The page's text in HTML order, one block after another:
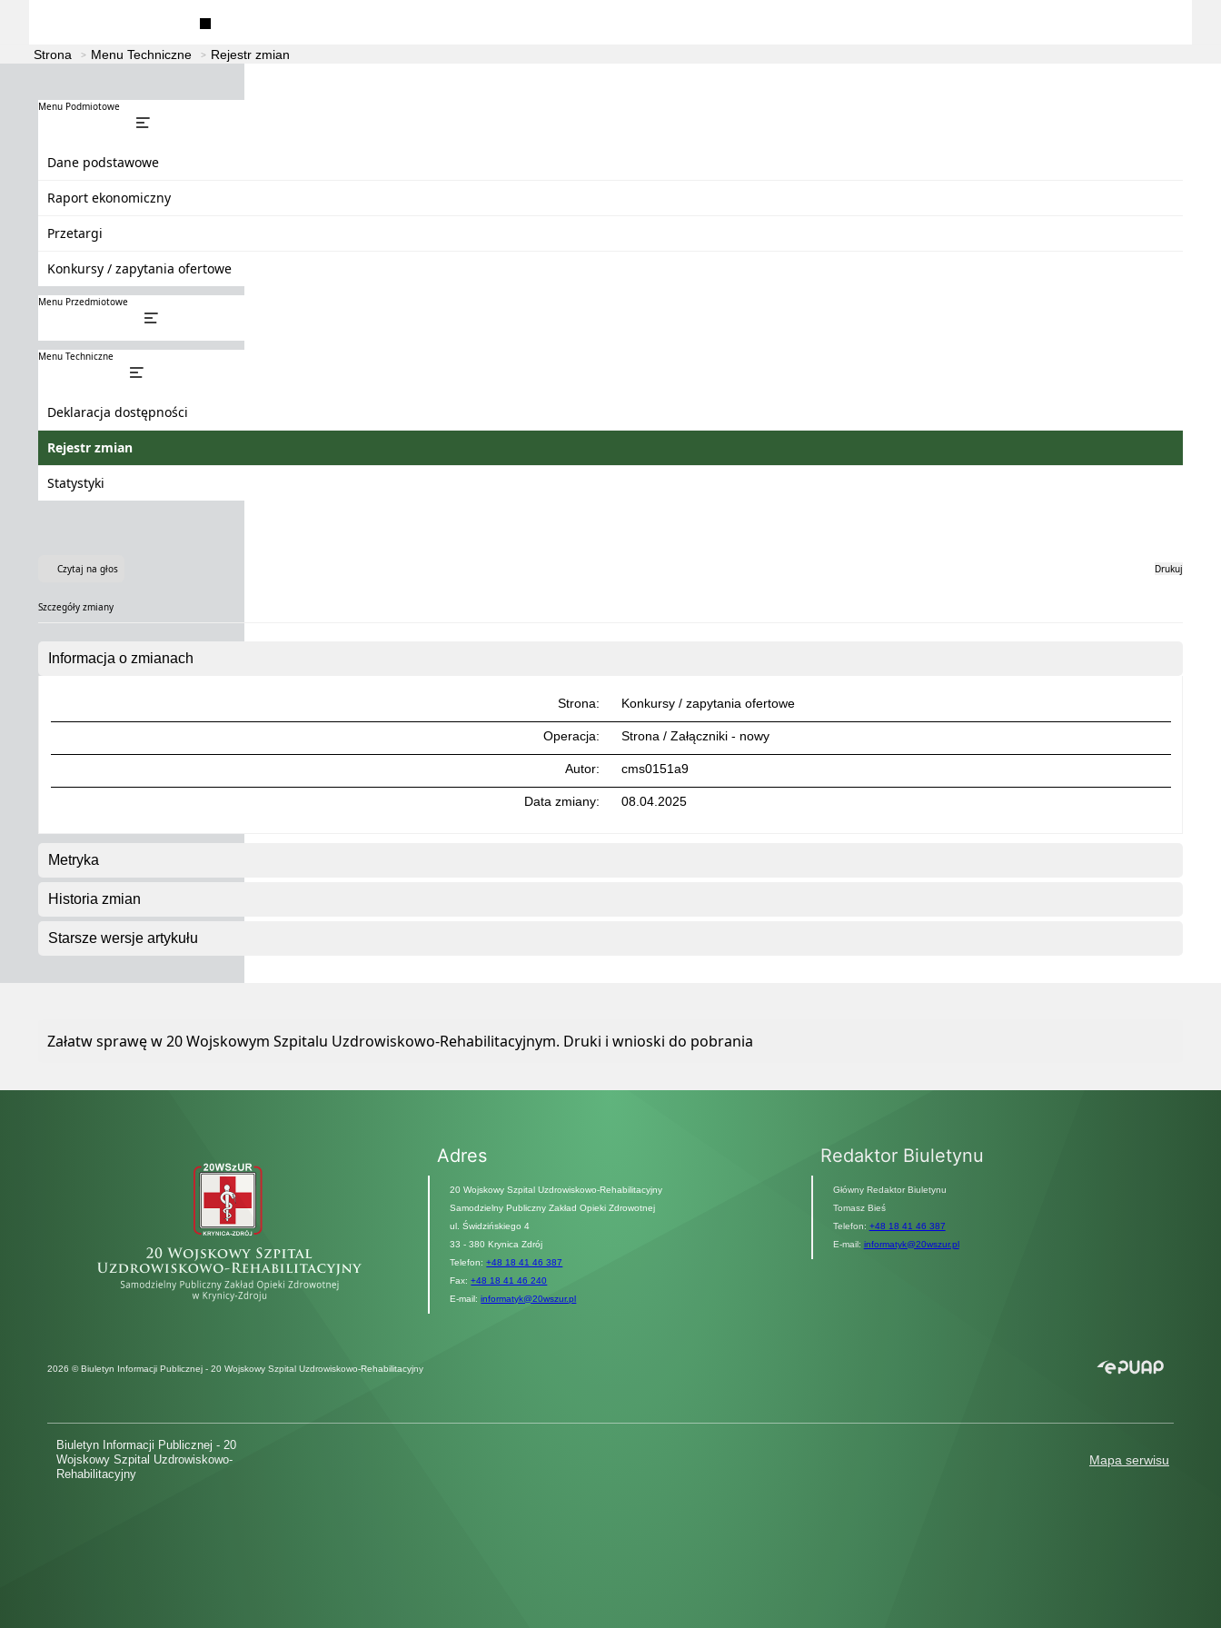
Strona Menu Techniczne Rejestr zmian
Menu Podmiotowe
Dane podstawowe
Raport ekonomiczny
Przetargi
Konkursy / zapytania ofertowe
Menu Przedmiotowe
Menu Techniczne
Deklaracja dostępności
Rejestr zmian
Statystyki
Czytaj na głos Drukuj
Szczegóły zmiany
Informacja o zmianach
Strona Konkursy / zapytania ofertowe
Operacja Strona / Załączniki - nowy
Autor cms0151a9
Data zmiany 08.04.2025
Metryka
Historia zmian
Starsze wersje artykułu
Załatw sprawę w 20 Wojskowym Szpitalu Uzdrowiskowo-Rehabilitacyjnym. Druki i wnioski do pobrania
Adres
20 Wojskowy Szpital Uzdrowiskowo-Rehabilitacyjny
Samodzielny Publiczny Zakład Opieki Zdrowotnej
ul. Świdzińskiego 4
33 - 380 Krynica Zdrój
Telefon:+48 18 41 46 387
Fax:+48 18 41 46 240
E-mail:informatyk@20wszur.pl
Redaktor Biuletynu
Główny Redaktor Biuletynu
Tomasz Bieś
Telefon: +48 18 41 46 387
E-mail: informatyk@20wszur.pl
2026 © Biuletyn Informacji Publicznej - 20 Wojskowy Szpital Uzdrowiskowo-Rehabilitacyjny
Biuletyn Informacji Publicznej - 20
Wojskowy Szpital Uzdrowiskowo-
Rehabilitacyjny
Mapa serwisu